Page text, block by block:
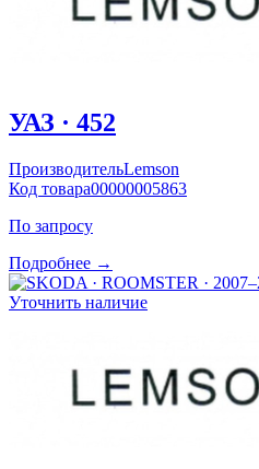
УАЗ · 452
ПроизводительLemson
Код товара00000005863
По запросу
Подробнее →
Уточнить наличие